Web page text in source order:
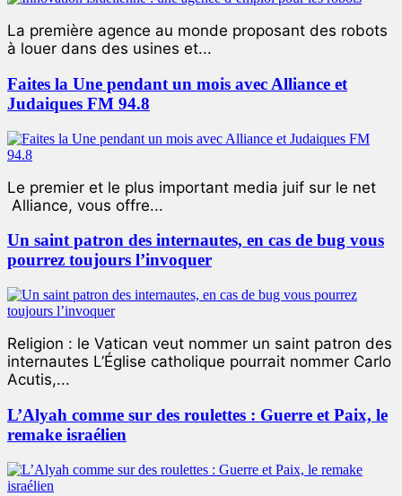
La première agence au monde proposant des robots
à louer dans des usines et...
Faites la Une pendant un mois avec Alliance et
Judaiques FM 94.8
Le premier et le plus important media juif sur le net
Alliance, vous offre...
Un saint patron des internautes, en cas de bug vous
pourrez toujours l’invoquer
Religion : le Vatican veut nommer un saint patron des
internautes L’Église catholique pourrait nommer Carlo
Acutis,...
L’Alyah comme sur des roulettes : Guerre et Paix, le
remake israélien